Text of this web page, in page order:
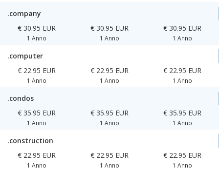
.company
€ 30.95 EUR
1 Anno
€ 30.95 EUR
1 Anno
€ 30.95 EUR
1 Anno
.computer
€ 22.95 EUR
1 Anno
€ 22.95 EUR
1 Anno
€ 22.95 EUR
1 Anno
.condos
€ 35.95 EUR
1 Anno
€ 35.95 EUR
1 Anno
€ 35.95 EUR
1 Anno
.construction
€ 22.95 EUR
1 Anno
€ 22.95 EUR
1 Anno
€ 22.95 EUR
1 Anno